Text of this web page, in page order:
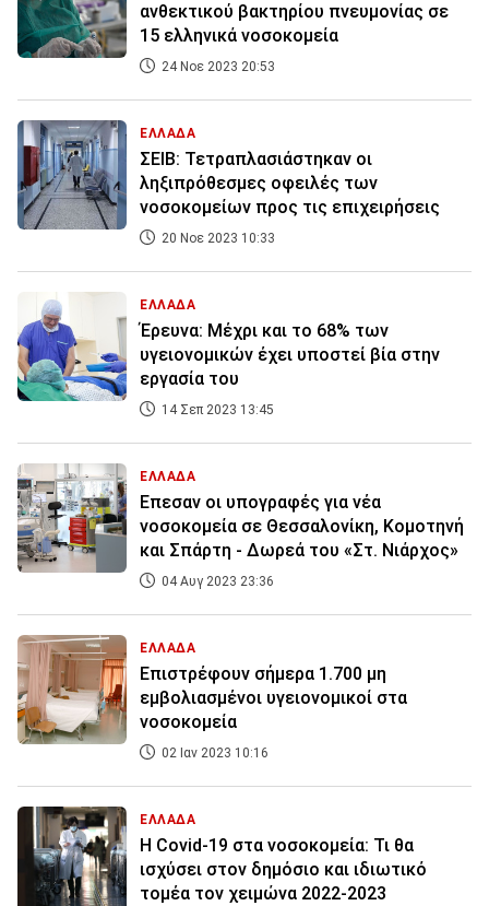
ανθεκτικού βακτηρίου πνευμονίας σε
15 ελληνικά νοσοκομεία
24 Νοε 2023 20:53
ΕΛΛΑΔΑ
ΣΕΙΒ: Τετραπλασιάστηκαν οι
ληξιπρόθεσμες οφειλές των
νοσοκομείων προς τις επιχειρήσεις
20 Νοε 2023 10:33
ΕΛΛΑΔΑ
Έρευνα: Μέχρι και το 68% των
υγειονομικών έχει υποστεί βία στην
εργασία του
14 Σεπ 2023 13:45
ΕΛΛΑΔΑ
Επεσαν οι υπογραφές για νέα
νοσοκομεία σε Θεσσαλονίκη, Κομοτηνή
και Σπάρτη - Δωρεά του «Στ. Νιάρχος»
04 Αυγ 2023 23:36
ΕΛΛΑΔΑ
Επιστρέφουν σήμερα 1.700 μη
εμβολιασμένοι υγειονομικοί στα
νοσοκομεία
02 Ιαν 2023 10:16
ΕΛΛΑΔΑ
Η Covid-19 στα νοσοκομεία: Τι θα
ισχύσει στον δημόσιο και ιδιωτικό
τομέα τον χειμώνα 2022-2023